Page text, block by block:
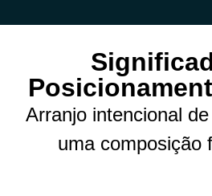
Arranjo intencional
uma composição